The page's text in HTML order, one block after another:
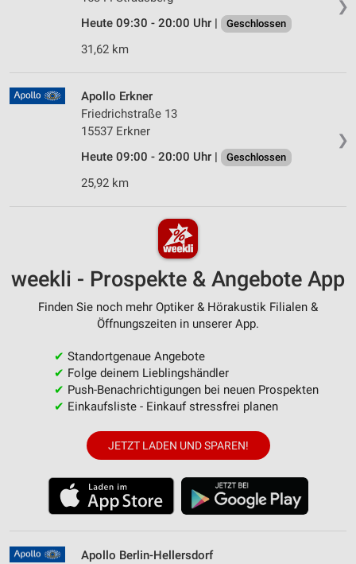
❯
Heute 09:30 - 20:00 Uhr |
Geschlossen
31,62 km
❯
Apollo Erkner
Friedrichstraße 13
15537 Erkner
Heute 09:00 - 20:00 Uhr |
Geschlossen
25,92 km
weekli - Prospekte & Angebote App
Finden Sie noch mehr Optiker & Hörakustik Filialen &
Öffnungszeiten in unserer App.
✔ Standortgenaue Angebote
✔ Folge deinem Lieblingshändler
✔ Push-Benachrichtigungen bei neuen Prospekten
✔ Einkaufsliste - Einkauf stressfrei planen
JETZT LADEN UND SPAREN!
Apollo Berlin-Hellersdorf